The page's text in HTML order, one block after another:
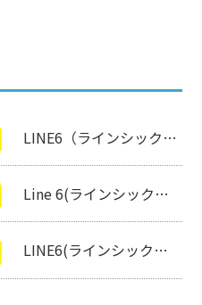
LINE6（ラインシックス）のDL4について【エフェクター】
Line 6(ラインシックス）のPOWERCAB 112について【アンプ】
LINE6(ラインシックス）のSPIDER V 120 120wについて【アンプ】